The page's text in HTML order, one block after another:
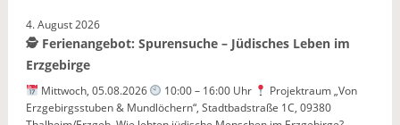
4. August 2026
🕵️ Ferienangebot: Spurensuche – Jüdisches Leben im
Erzgebirge
Mittwoch, 05.08.2026 10:00 – 16:00 Uhr
Projektraum „Von
Erzgebirgsstuben & Mundlöchern“, Stadtbadstraße 1C, 09380